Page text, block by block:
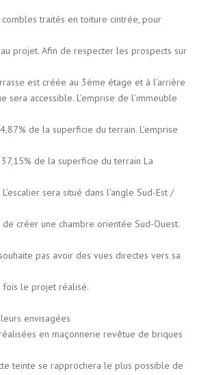
traités en toiture cintrée, pour
projet. Afin de respecter les prospects sur
est créée au 3ème étage et à l’arrière
sera accessible. L’emprise de l’immeuble
de la superficie du terrain. L’emprise
de la superficie du terrain La
sera situé dans l’angle Sud-Est /
créer une chambre orientée Sud-Ouest.
pas avoir des vues directes vers sa
fois le projet réalisé.
envisagées
en maçonnerie revêtue de briques
teinte se rapprochera le plus possible de